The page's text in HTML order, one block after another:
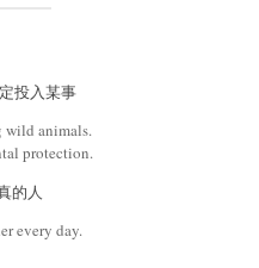
投入某事
wild animals.
protection.
的人
every day.